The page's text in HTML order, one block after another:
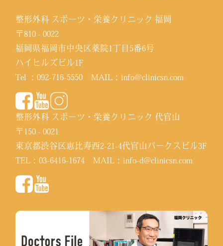
整形外科 スポーツ・栄養クリニック 福岡
〒810 - 0022
福岡県福岡市中央区薬院1丁目5番6号
ハイヒルズビル1F
Tel ：092-716-5550 MAIL：info@clinicsn.com
整形外科 スポーツ・栄養クリニック 代官山
〒150 - 0021
東京都渋谷区恵比寿西2-21-4代官山パークスビル3F
TEL：03-6416-1674 MAIL：info-d@clinicsn.com